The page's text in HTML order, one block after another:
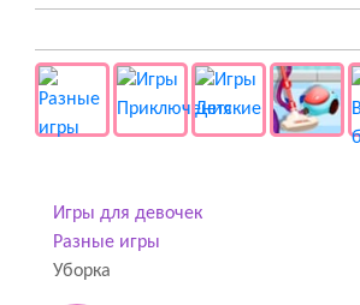
Игры для девочек
Разные игры
Уборка